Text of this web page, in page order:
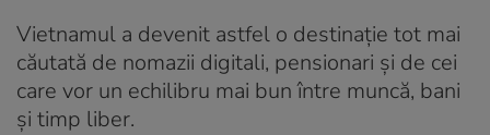
Vietnamul a devenit astfel o destinație tot mai
căutată de nomazii digitali, pensionari și de cei
care vor un echilibru mai bun între muncă, bani
și timp liber.